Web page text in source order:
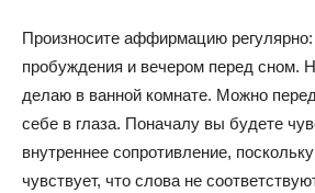
Произносите аффирмацию
пробуждения и вечером перед сном.
делаю в ванной комнате. Можно
себе в глаза. Поначалу вы будете
внутреннее сопротивление,
чувствует, что слова не